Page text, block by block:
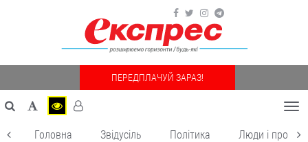
ПЕРЕДПЛАЧУЙ ЗАРАЗ!
Головна Звідусіль Політика Люди і